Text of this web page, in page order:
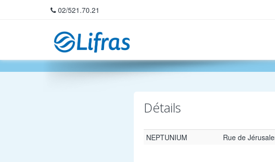
02/521.70.21
Détails
NEPTUNIUM Rue de